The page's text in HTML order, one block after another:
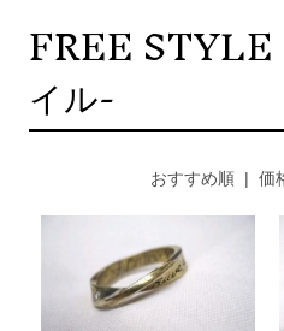
FREE STYLE
イル-
おすすめ順| 価